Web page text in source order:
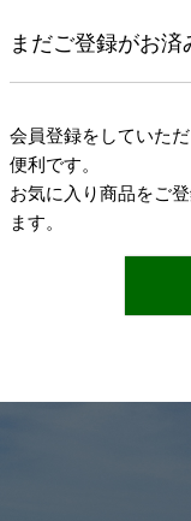
まだご登録がお済
会員登録をしていた
便利です。
お気に入り商品をご
ます。